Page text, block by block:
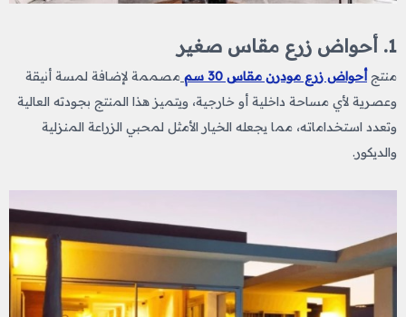
1. أحواض زرع مقاس صغير
منتجأحواض زرع مودرن مقاس 30 سم
مصممة لإضافة لمسة أنيقة
وعصرية لأي مساحة داخلية أو خارجية، ويتميز هذا المنتج بجودته العالية
وتعدد استخداماته، مما يجعله الخيار الأمثل لمحبي الزراعة المنزلية
والديكور.